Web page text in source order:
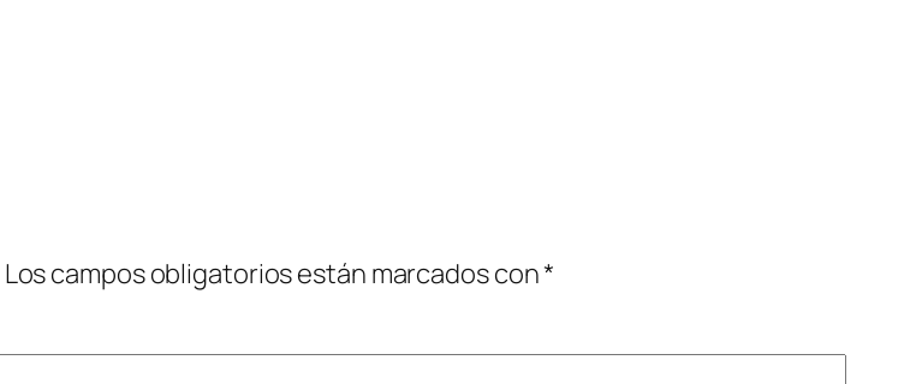
Los campos obligatorios están marcados con*